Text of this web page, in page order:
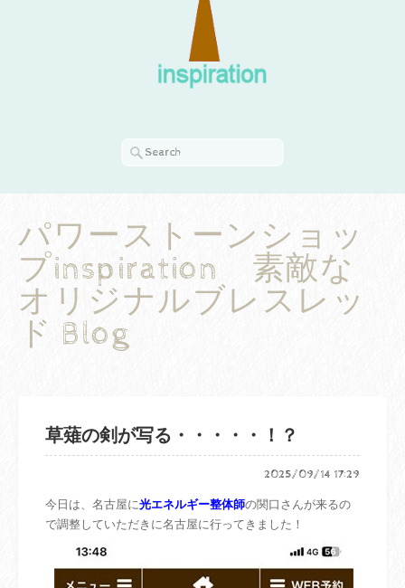
パワーストーンショッ
プinspiration 素敵な
オリジナルブレスレッ
ド Blog
草薙の剣が写る・・・・・！？
2025/09/14 17:29
今日は、名古屋に光エネルギー整体師の関口さんが来るの
で調整していただきに名古屋に行ってきました！